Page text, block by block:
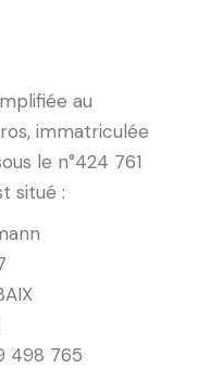
au
immatriculée
le n°424 761
situé :
498 765